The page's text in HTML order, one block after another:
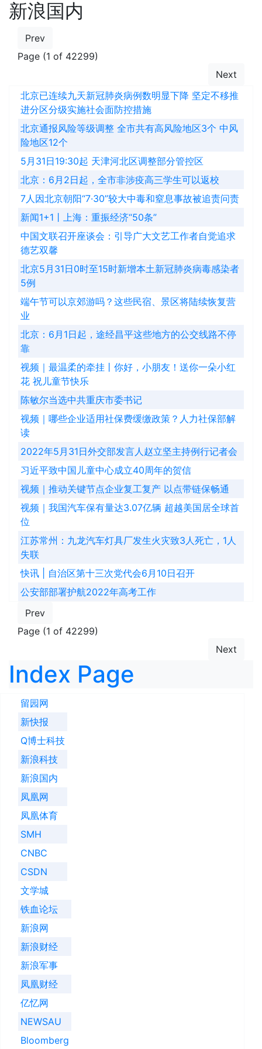
新浪国内
Prev
Page (1 of 42299)
Next
北京已连续九天新冠肺炎病例数明显下降 坚定不移推
进分区分级实施社会面防控措施
北京通报风险等级调整 全市共有高风险地区3个 中风
险地区12个
5月31日19:30起 天津河北区调整部分管控区
北京：6月2日起，全市非涉疫高三学生可以返校
7人因北京朝阳“7·30”较大中毒和窒息事故被追责问责
新闻1+1丨上海：重振经济“50条”
中国文联召开座谈会：引导广大文艺工作者自觉追求
德艺双馨
北京5月31日0时至15时新增本土新冠肺炎病毒感染者
5例
端午节可以京郊游吗？这些民宿、景区将陆续恢复营
业
北京：6月1日起，途经昌平这些地方的公交线路不停
靠
视频｜最温柔的牵挂丨你好，小朋友！送你一朵小红
花 祝儿童节快乐
陈敏尔当选中共重庆市委书记
视频｜哪些企业适用社保费缓缴政策？人力社保部解
读
2022年5月31日外交部发言人赵立坚主持例行记者会
习近平致中国儿童中心成立40周年的贺信
视频｜推动关键节点企业复工复产 以点带链保畅通
视频｜我国汽车保有量达3.07亿辆 超越美国居全球首
位
江苏常州：九龙汽车灯具厂发生火灾致3人死亡，1人
失联
快讯 | 自治区第十三次党代会6月10日召开
公安部部署护航2022年高考工作
Prev
Page (1 of 42299)
Next
Index Page
留园网
新快报
Q博士科技
新浪科技
新浪国内
凤凰网
凤凰体育
SMH
CNBC
CSDN
文学城
铁血论坛
新浪网
新浪财经
新浪军事
凤凰财经
亿忆网
NEWSAU
Bloomberg